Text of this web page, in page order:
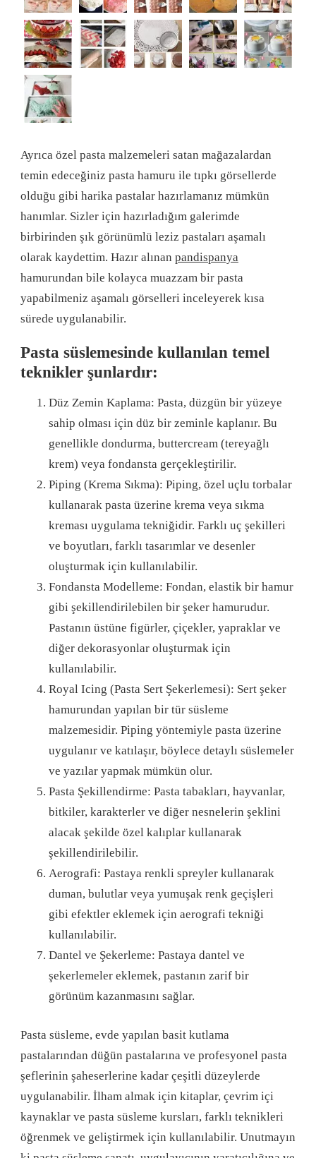
Ayrıca özel pasta malzemeleri satan mağazalardan
temin edeceğiniz pasta hamuru ile tıpkı görsellerde
olduğu gibi harika pastalar hazırlamanız mümkün
hanımlar. Sizler için hazırladığım galerimde
birbirinden şık görünümlü leziz pastaları aşamalı
olarak kaydettim. Hazır alınan pandispanya
hamurundan bile kolayca muazzam bir pasta
yapabilmeniz aşamalı görselleri inceleyerek kısa
sürede uygulanabilir.
Pasta süslemesinde kullanılan temel
teknikler şunlardır:
Düz Zemin Kaplama: Pasta, düzgün bir yüzeye
sahip olması için düz bir zeminle kaplanır. Bu
genellikle dondurma, buttercream (tereyağlı
krem) veya fondansta gerçekleştirilir.
Piping (Krema Sıkma): Piping, özel uçlu torbalar
kullanarak pasta üzerine krema veya sıkma
kreması uygulama tekniğidir. Farklı uç şekilleri
ve boyutları, farklı tasarımlar ve desenler
oluşturmak için kullanılabilir.
Fondansta Modelleme: Fondan, elastik bir hamur
gibi şekillendirilebilen bir şeker hamurudur.
Pastanın üstüne figürler, çiçekler, yapraklar ve
diğer dekorasyonlar oluşturmak için
kullanılabilir.
Royal Icing (Pasta Sert Şekerlemesi): Sert şeker
hamurundan yapılan bir tür süsleme
malzemesidir. Piping yöntemiyle pasta üzerine
uygulanır ve katılaşır, böylece detaylı süslemeler
ve yazılar yapmak mümkün olur.
Pasta Şekillendirme: Pasta tabakları, hayvanlar,
bitkiler, karakterler ve diğer nesnelerin şeklini
alacak şekilde özel kalıplar kullanarak
şekillendirilebilir.
Aerografi: Pastaya renkli spreyler kullanarak
duman, bulutlar veya yumuşak renk geçişleri
gibi efektler eklemek için aerografi tekniği
kullanılabilir.
Dantel ve Şekerleme: Pastaya dantel ve
şekerlemeler eklemek, pastanın zarif bir
görünüm kazanmasını sağlar.
Pasta süsleme, evde yapılan basit kutlama
pastalarından düğün pastalarına ve profesyonel pasta
şeflerinin şaheserlerine kadar çeşitli düzeylerde
uygulanabilir. İlham almak için kitaplar, çevrim içi
kaynaklar ve pasta süsleme kursları, farklı teknikleri
öğrenmek ve geliştirmek için kullanılabilir. Unutmayın